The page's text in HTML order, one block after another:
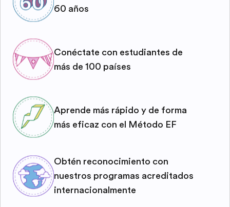
60 años
Conéctate con estudiantes de
más de 100 países
Aprende más rápido y de forma
más eficaz con el Método EF
Obtén reconocimiento con
nuestros programas acreditados
internacionalmente